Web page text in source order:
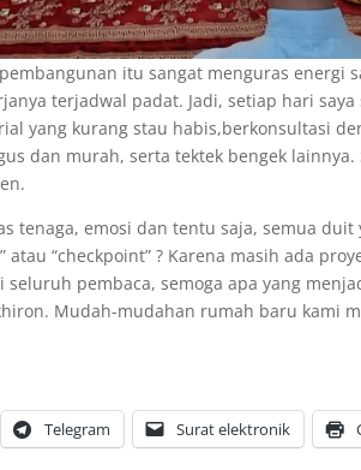
itu sangat menguras energi
terjadwal padat. Jadi, setiap hari
yang kurang stau habis,berkonsultasi
dan murah, serta tektek bengek lainnya.
tenaga, emosi dan tentu saja, semua duit
atau “checkpoint” ? Karena masih ada
pembaca, semoga apa yang
Mudah-mudahan rumah baru kami
Telegram Surat elektronik